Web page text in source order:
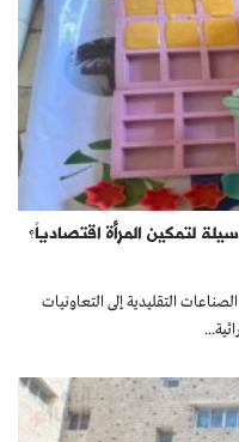
لتمكين المرأة اقتصادياً؟
التقليدية إلى التعاونيات